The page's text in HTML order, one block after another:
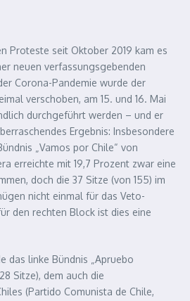
Proteste seit Oktober 2019 kam es
neuen verfassungsgebenden
Corona-Pandemie wurde der
verschoben, am 15. und 16. Mai
durchgeführt werden – und er
Ergebnis: Insbesondere
„Vamos por Chile“ von
erreichte mit 19,7 Prozent zwar eine
doch die 37 Sitze (von 155) im
nicht einmal für das Veto-
den rechten Block ist dies eine
das linke Bündnis „Apruebo
Sitze), dem auch die
(Partido Comunista de Chile,